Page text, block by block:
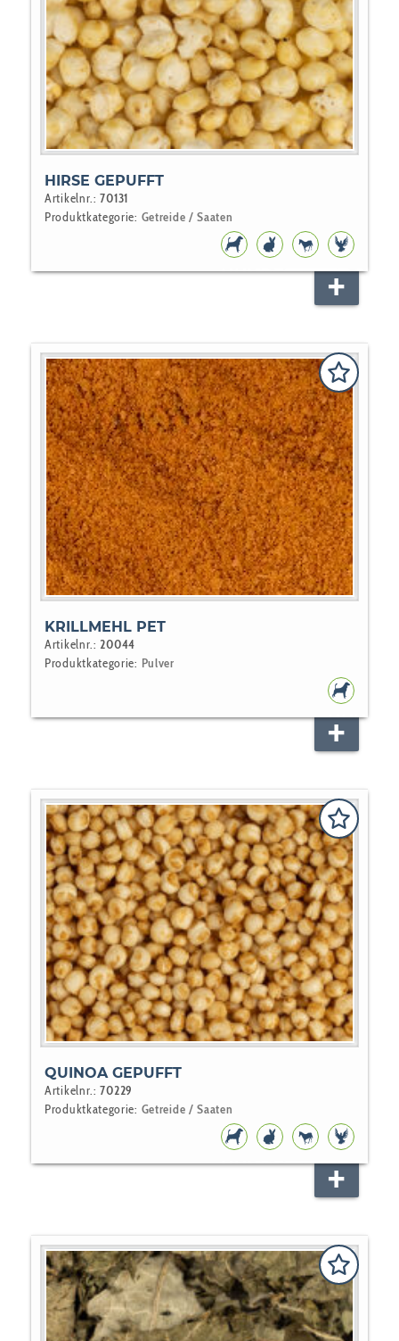
HIRSE GEPUFFT
Artikelnr.:70131
Produktkategorie: Getreide / Saaten
HUNDEFUTTER
NAGERPFERDVOGEL
KRILLMEHL PET
Artikelnr.: 20044
Produktkategorie: Pulver
QUINOA GEPUFFT
Artikelnr.:70229
Produktkategorie: Getreide / Saaten
HUNDEFUTTER
NAGERPFERDVOGEL